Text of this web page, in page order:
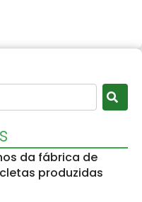
da fábrica de
produzidas